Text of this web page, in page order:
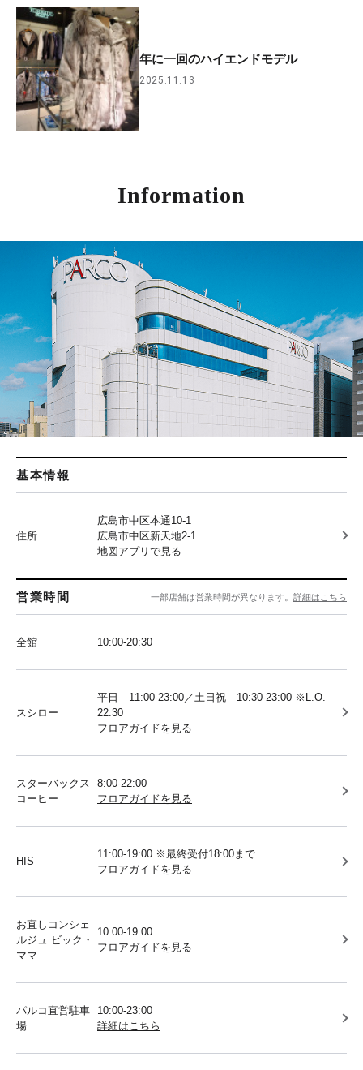
年に一回のハイエンドモデル
2025.11.13
Information
基本情報
住所
広島市中区本通10-1
広島市中区新天地2-1
地図アプリで見る
営業時間 一部店舗は営業時間が異なります。 詳細はこちら
全館 10:00-20:30
スシロー
平日 11:00-23:00／土日祝 10:30-23:00 ※L.O.
22:30
フロアガイドを見る
スターバックス
コーヒー
8:00-22:00
フロアガイドを見る
HIS
11:00-19:00 ※最終受付18:00まで
フロアガイドを見る
お直しコンシェ
ルジュ ビック・
ママ
10:00-19:00
フロアガイドを見る
パルコ直営駐車
場
10:00-23:00
詳細はこちら